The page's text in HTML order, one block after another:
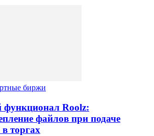
биржи
Roolz:
файлов при подаче
в торгах